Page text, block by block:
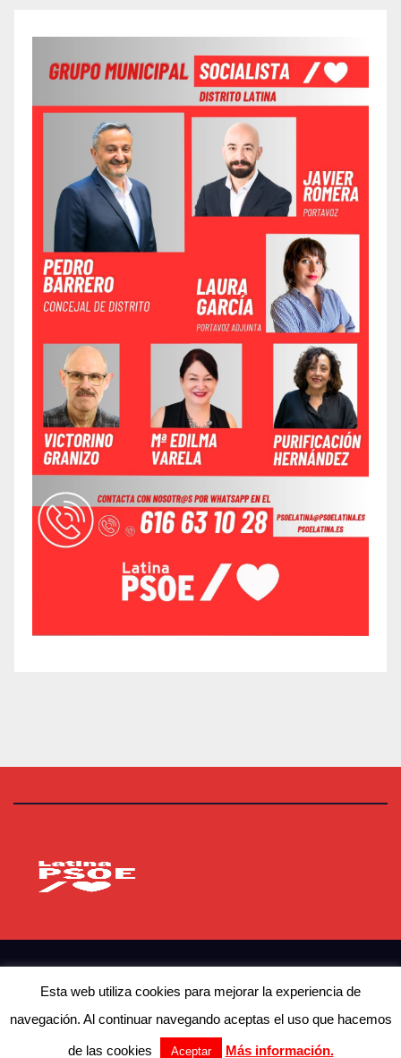
PSOE Latina
Contacto Actualidad
Esta web utiliza cookies para mejorar la experiencia de
navegación. Al continuar navegando aceptas el uso que hacemos
de las cookies Aceptar Más información.